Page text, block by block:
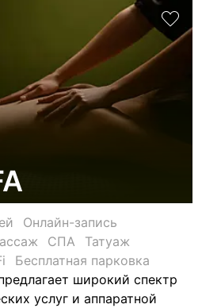
Онлайн-запись
СПА
Татуаж
Бесплатная парковка
широкий спектр
услуг и аппаратной